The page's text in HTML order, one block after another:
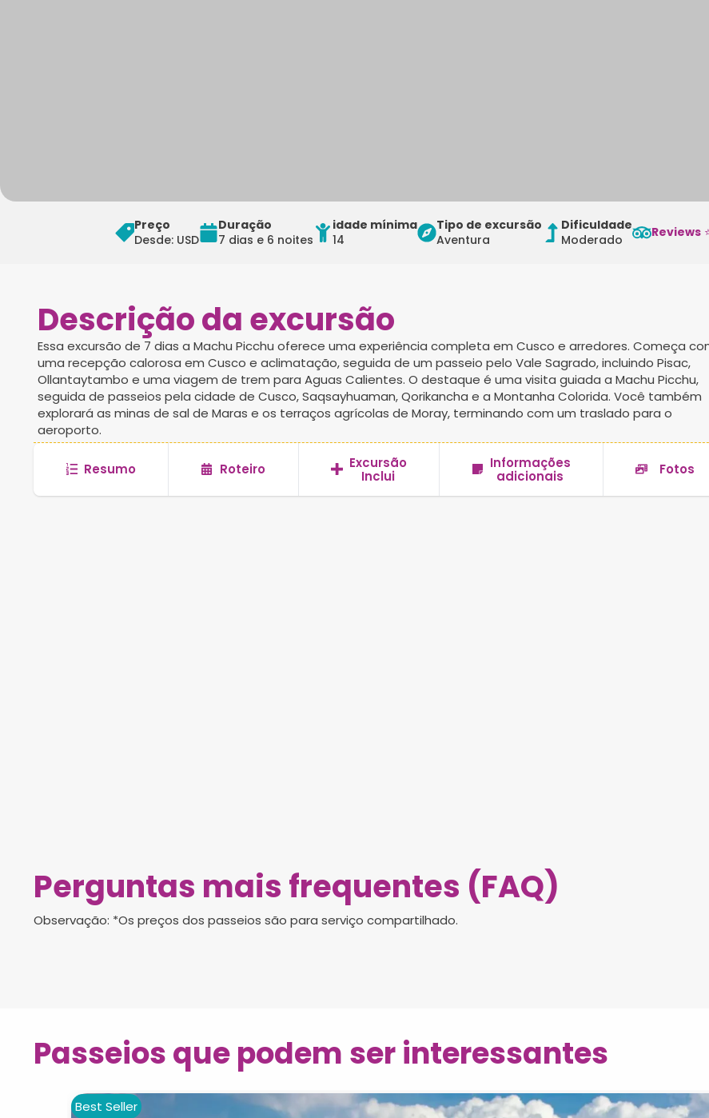
Preço
Desde: USD
Duração
7 dias e 6 noites
idade mínima
14
Tipo de excursão
Aventura
Dificuldade
Moderado
Reviews
Descrição da excursão
Essa excursão de 7 dias a Machu Picchu oferece uma experiência completa em Cusco e arredores. Começa
uma recepção calorosa em Cusco e aclimatação, seguida de um passeio pelo Vale Sagrado, incluindo Pisac,
Ollantaytambo e uma viagem de trem para Aguas Calientes. O destaque é uma visita guiada a Machu Picchu,
seguida de passeios pela cidade de Cusco, Saqsayhuaman, Qorikancha e a Montanha Colorida. Você também
explorará as minas de sal de Maras e os terraços agrícolas de Moray, terminando com um traslado para o
aeroporto.
Resumo Roteiro
Excursão
Inclui
Informações
adicionais
Fotos
Perguntas mais frequentes (FAQ)
Observação: *Os preços dos passeios são para serviço compartilhado.
Passeios que podem ser interessantes
Best Seller